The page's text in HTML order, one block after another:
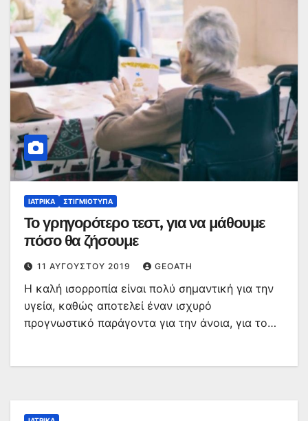
ΙΑΤΡΙΚΆ ΣΤΙΓΜΙΌΤΥΠΑ
Το γρηγορότερο τεστ, για να μάθουμε
πόσο θα ζήσουμε
11 ΑΥΓΟΎΣΤΟΥ 2019 GEOATH
Η καλή ισορροπία είναι πολύ σημαντική για την
υγεία, καθώς αποτελεί έναν ισχυρό
προγνωστικό παράγοντα για την άνοια, για το…